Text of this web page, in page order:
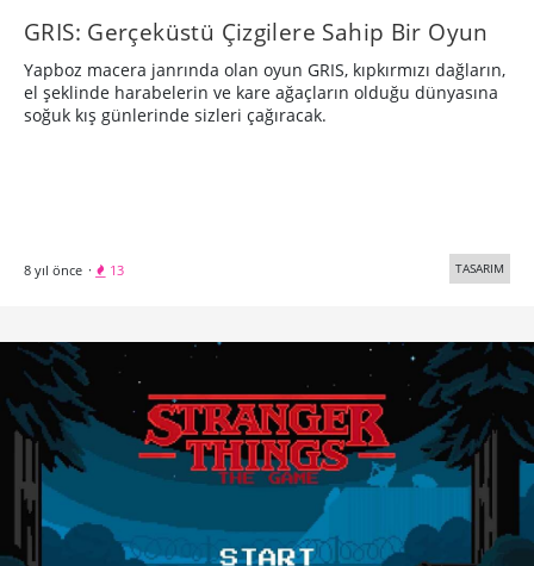
GRIS: Gerçeküstü Çizgilere Sahip Bir Oyun
Yapboz macera janrında olan oyun GRIS, kıpkırmızı dağların,
el şeklinde harabelerin ve kare ağaçların olduğu dünyasına
soğuk kış günlerinde sizleri çağıracak.
8 yıl önce · 13 TASARIM